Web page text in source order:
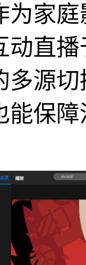
为家
动直
多源
能保